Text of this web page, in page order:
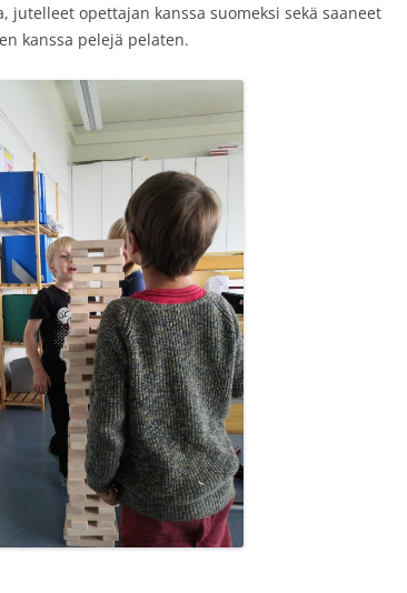
opettajan kanssa suomeksi sekä saaneet
kanssa pelejä pelaten.